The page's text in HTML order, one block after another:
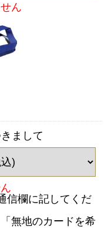
ん
まして
信欄に記してくだ
無地のカードを希